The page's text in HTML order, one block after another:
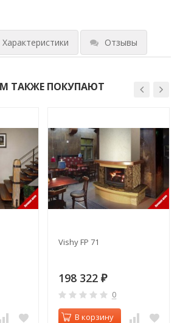
Характеристики Отзывы
ТАКЖЕ ПОКУПАЮТ
Vishy FP 71
198 322 ₽
0
В корзину